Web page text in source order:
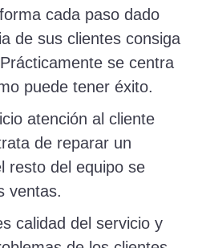
cada paso dado
de sus clientes consiga
se centra
puede tener éxito.
atención al cliente
de reparar un
resto del equipo se
ventas.
calidad del servicio y